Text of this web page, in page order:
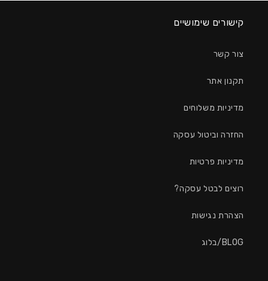
קישורים שימושיים
צור קשר
תקנון אתר
מדיניות משלוחים
החזרה וביטול עסקה
מדיניות פרטיות
רוצים לבטל עסקה?
הצהרת נגישות
BLOG/בלוג